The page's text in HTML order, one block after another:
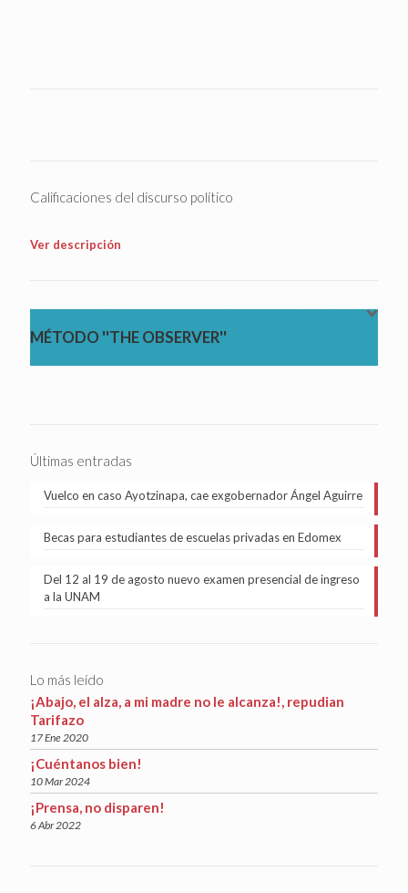
Calificaciones del discurso político
Ver descripción
MÉTODO ''THE OBSERVER''
Últimas entradas
Vuelco en caso Ayotzinapa, cae exgobernador Ángel Aguirre
Becas para estudiantes de escuelas privadas en Edomex
Del 12 al 19 de agosto nuevo examen presencial de ingreso
a la UNAM
Lo más leído
¡Abajo, el alza, a mi madre no le alcanza!, repudian
Tarifazo
17 Ene 2020
¡Cuéntanos bien!
10 Mar 2024
¡Prensa, no disparen!
6 Abr 2022